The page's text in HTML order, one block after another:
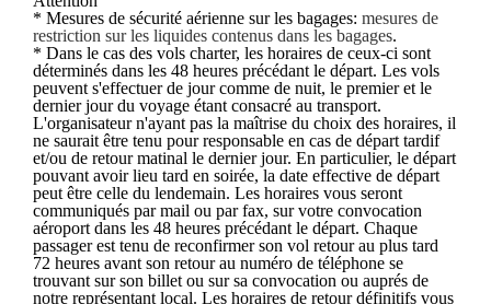
* Mesures de sécurité aérienne sur les bagages: mesures de
restriction sur les liquides contenus dans les bagages.
* Dans le cas des vols charter, les horaires de ceux-ci sont
déterminés dans les 48 heures précédant le départ. Les vols
peuvent s'effectuer de jour comme de nuit, le premier et le
dernier jour du voyage étant consacré au transport.
L'organisateur n'ayant pas la maîtrise du choix des horaires, il
ne saurait être tenu pour responsable en cas de départ tardif
et/ou de retour matinal le dernier jour. En particulier, le départ
pouvant avoir lieu tard en soirée, la date effective de départ
peut être celle du lendemain. Les horaires vous seront
communiqués par mail ou par fax, sur votre convocation
aéroport dans les 48 heures précédant le départ. Chaque
passager est tenu de reconfirmer son vol retour au plus tard
72 heures avant son retour au numéro de téléphone se
trouvant sur son billet ou sur sa convocation ou auprés de
notre représentant local. Les horaires de retour définitifs vous